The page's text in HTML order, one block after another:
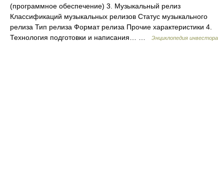
(программное обеспечение) 3. Музыкальный релиз
Классификаций музыкальных релизов Статус музыкального
релиза Тип релиза Формат релиза Прочие характеристики 4.
Технология подготовки и написания… …
Энциклопедия инвестора